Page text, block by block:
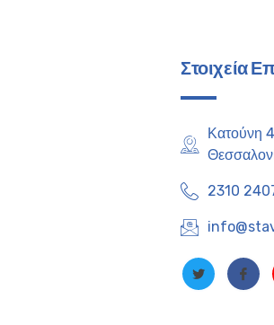
Στοιχεία
Κατούνη
2310